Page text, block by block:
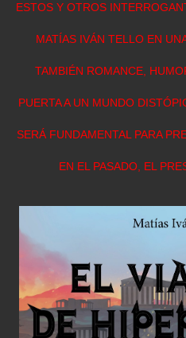
ESTOS Y OTROS
MATÍAS IVÁN TELLO EN
TAMBIÉN ROMANCE,
PUERTA A UN MUNDO
SERÁ FUNDAMENTAL PARA
EN EL PASADO, EL